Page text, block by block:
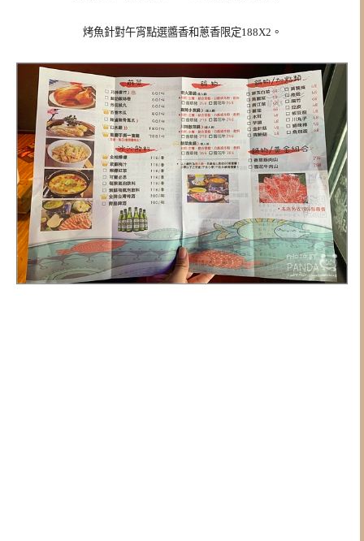
烤魚針對午宵點選醬香和蔥香限定188X2。